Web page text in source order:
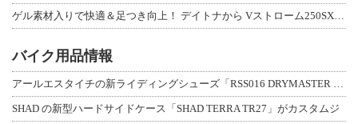
ゲル素材入りで快適＆足つき向上！ デイトナから Vストローム250SX用「快適ロ
バイク用品情報
アールエスタイチの新ライディングシューズ「RSS016 DRYMASTER スト
SHAD の新型ハードサイドケース「SHAD TERRA TR27」がカスタムジ